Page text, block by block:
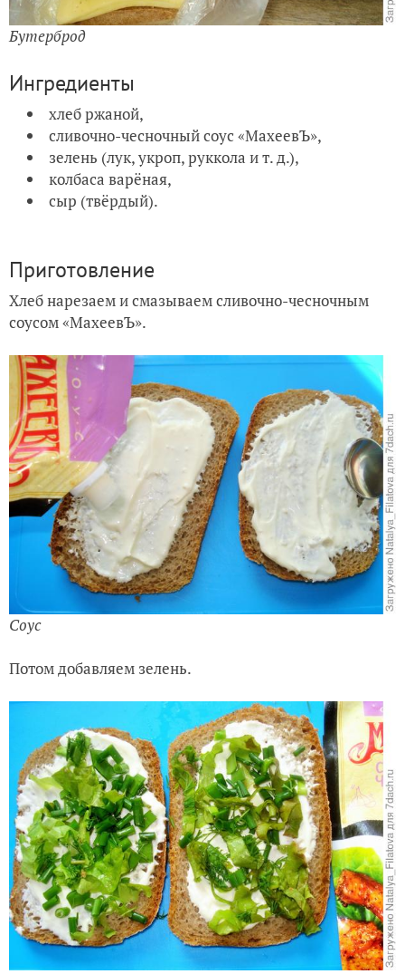
Бутерброд
Ингредиенты
хлеб ржаной,
сливочно-чесночный соус «МахеевЪ»,
зелень (лук, укроп, руккола и т. д.),
колбаса варёная,
сыр (твёрдый).
Приготовление
Хлеб нарезаем и смазываем сливочно-чесночным
соусом «МахеевЪ».
Соус
Потом добавляем зелень.